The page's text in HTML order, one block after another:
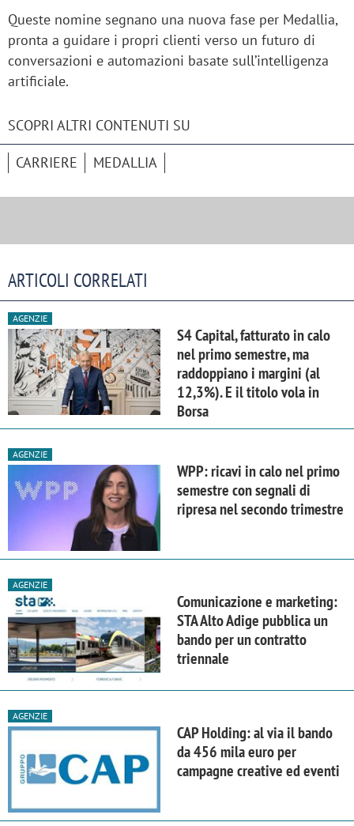
Queste nomine segnano una nuova fase per Medallia,
pronta a guidare i propri clienti verso un futuro di
conversazioni e automazioni basate sull’intelligenza
artificiale.
SCOPRI ALTRI CONTENUTI SU
CARRIERE MEDALLIA
ARTICOLI CORRELATI
AGENZIE
S4 Capital, fatturato in calo
nel primo semestre, ma
raddoppiano i margini (al
12,3%). E il titolo vola in
Borsa
AGENZIE
WPP: ricavi in calo nel primo
semestre con segnali di
ripresa nel secondo trimestre
AGENZIE
Comunicazione e marketing:
STA Alto Adige pubblica un
bando per un contratto
triennale
AGENZIE
CAP Holding: al via il bando
da 456 mila euro per
campagne creative ed eventi